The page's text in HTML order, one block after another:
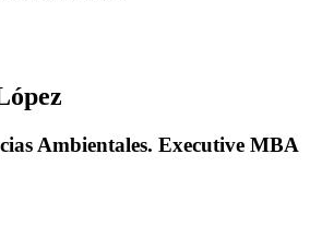
Ambientales. Executive MBA